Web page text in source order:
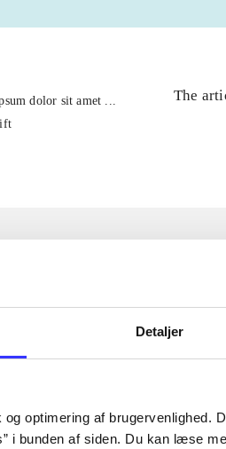
Detaljer
optimering af
i bunden af siden. Du kan læse
dolor sit amet ...
The